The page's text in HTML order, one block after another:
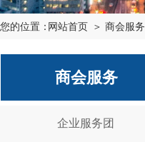
您的位置：网站首页 ＞ 商会服务
商会服务
企业服务团